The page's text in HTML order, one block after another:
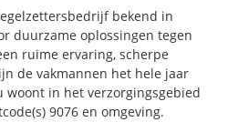
bekend in
duurzame oplossingen tegen
ruime ervaring, scherpe
de vakmannen het hele jaar
woont in het verzorgingsgebied
9076 en omgeving.